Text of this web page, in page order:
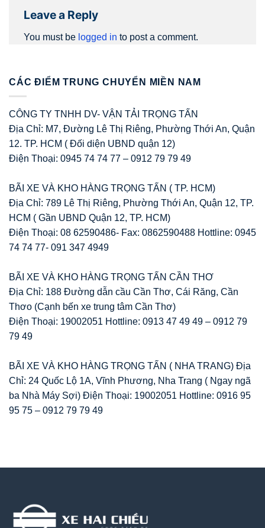
Leave a Reply
You must be logged in to post a comment.
CÁC ĐIỂM TRUNG CHUYỂN MIỀN NAM
CÔNG TY TNHH DV- VẬN TẢI TRỌNG TẤN
Địa Chỉ: M7, Đường Lê Thị Riêng, Phường Thới An, Quận
12. TP. HCM ( Đối diện UBND quận 12)
Điện Thoại: 0945 74 74 77 – 0912 79 79 49
BÃI XE VÀ KHO HÀNG TRỌNG TẤN ( TP. HCM)
Địa Chỉ: 789 Lê Thị Riêng, Phường Thới An, Quận 12, TP.
HCM ( Gần UBND Quận 12, TP. HCM)
Điện Thoại: 08 62590486- Fax: 0862590488 Hottline: 0945
74 74 77- 091 347 4949
BÃI XE VÀ KHO HÀNG TRỌNG TẤN CẦN THƠ
Địa Chỉ: 188 Đường dẫn cầu Cần Thơ, Cái Răng, Cần
Thơo (Cạnh bến xe trung tâm Cần Thơ)
Điện Thoại: 19002051 Hottline: 0913 47 49 49 – 0912 79
79 49
BÃI XE VÀ KHO HÀNG TRỌNG TẤN ( NHA TRANG) Địa
Chỉ: 24 Quốc Lộ 1A, Vĩnh Phương, Nha Trang ( Ngay ngã
ba Nhà Máy Sợi) Điện Thoại: 19002051 Hottline: 0916 95
95 75 – 0912 79 79 49